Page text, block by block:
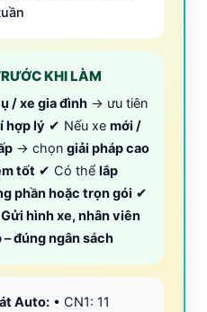
KHI LÀM
/ xe gia đình → ưu tiên
hợp lý ✔ Nếu xe mới /
→ chọn giải pháp cao
tốt ✔ Có thể lắp
phần hoặc trọn gói ✔
Gửi hình xe, nhân viên
đúng ngân sách
Auto: • CN1: 11